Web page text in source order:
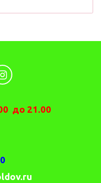
до 21.00